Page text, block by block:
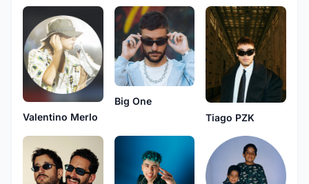
Valentino Merlo
Big One
Tiago PZK